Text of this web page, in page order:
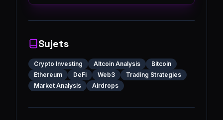
Sujets
Crypto Investing Altcoin Analysis
Bitcoin
Ethereum
DeFi Web3
Trading Strategies
Market Analysis
Airdrops